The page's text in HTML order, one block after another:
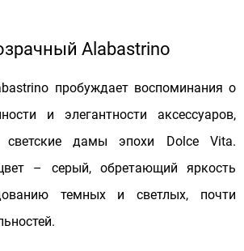
Alabastrino
пробуждает воспоминания о
и элегантности аксессуаров,
светские дамы эпохи Dolce Vita.
– серый, обретающий яркость
темных и светлых, почти